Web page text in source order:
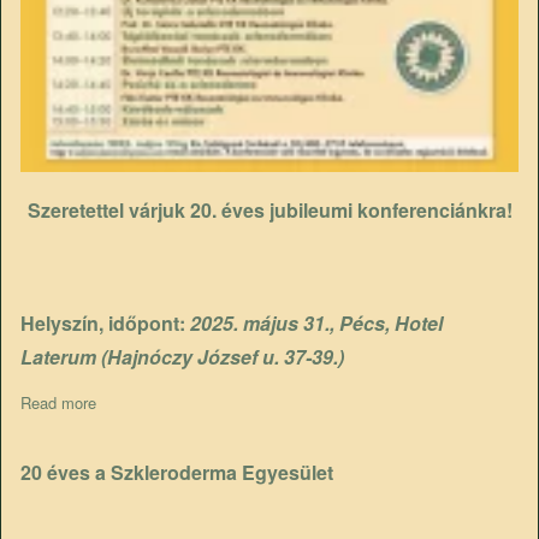
Szeretettel várjuk 20. éves jubileumi konferenciánkra!
Helyszín, időpont: 2025. május 31., Pécs, Hotel
Laterum (Hajnóczy József u. 37-39.)
Read more
20 éves a Szkleroderma Egyesület